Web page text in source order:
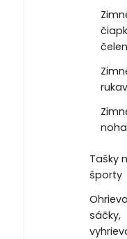
Tašky
športy
sáčky,